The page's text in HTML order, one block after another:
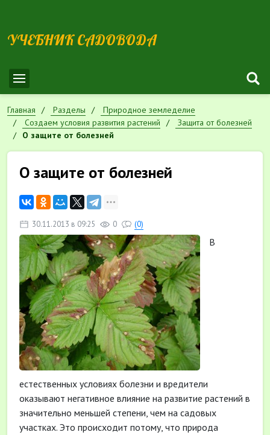
УЧЕБНИК САДОВОДА
Главная Разделы
Природное земледелие
Cоздаем условия развития растений
Защита от болезней
О защите от болезней
О защите от болезней
30.11.2013 в 09:25 0 (0)
В
естественных условиях болезни и вредители
оказывают негативное влияние на развитие растений в
значительно меньшей степени, чем на садовых
участках. Это происходит потому, что природа